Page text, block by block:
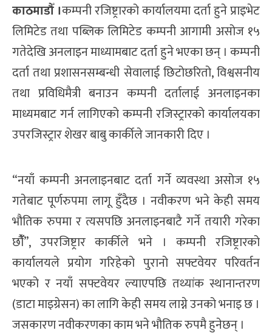
काठमाडौँ ।कम्पनी रजिष्ट्रारको कार्यालयमा दर्ता हुने प्राइभेट
लिमिटेड तथा पब्लिक लिमिटेड कम्पनी आगामी असोज १५
गतेदेखि अनलाइन माध्यामबाट दर्ता हुने भएका छन् । कम्पनी
दर्ता तथा प्रशासनसम्बन्धी सेवालाई छिटोछरितो, विश्वसनीय
तथा प्रविधिमैत्री बनाउन कम्पनी दर्तालाई अनलाइनका
माध्यमबाट गर्न लागिएको कम्पनी रजिस्ट्रारको कार्यालयका
उपरजिस्ट्रार शेखर बाबु कार्कीले जानकारी दिए ।
“नयाँ कम्पनी अनलाइनबाट दर्ता गर्ने व्यवस्था असोज १५
गतेबाट पूर्णरुपमा लागू हुँदैछ । नवीकरण भने केही समय
भौतिक रुपमा र त्यसपछि अनलाइनबाटै गर्ने तयारी गरेका
छौंँ”, उपरजिष्ट्रार कार्कीले भने । कम्पनी रजिष्ट्रारको
कार्यालयले प्रयोग गरिहेको पुरानो सफ्टवेयर परिवर्तन
भएको र नयाँ सफ्टवेयर ल्याएपछि तथ्यांक स्थानान्तरण
(डाटा माइग्रेसन) का लागि केही समय लाग्ने उनको भनाइ छ ।
जसकारण नवीकरणका काम भने भौतिक रुपमै हुनेछन् ।